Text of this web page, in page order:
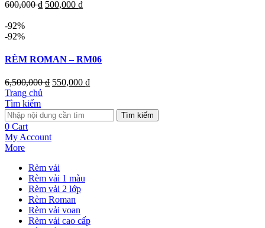
600,000₫ 500,000 ₫
-92%
-92%
RÈM ROMAN – RM06
6,500,000₫ 550,000 ₫
Trang chủ
Tìm kiếm
Tìm kiếm
0 Cart
My Account
More
Rèm vải
Rèm vải 1 màu
Rèm vải 2 lớp
Rèm Roman
Rèm vải voan
Rèm vải cao cấp